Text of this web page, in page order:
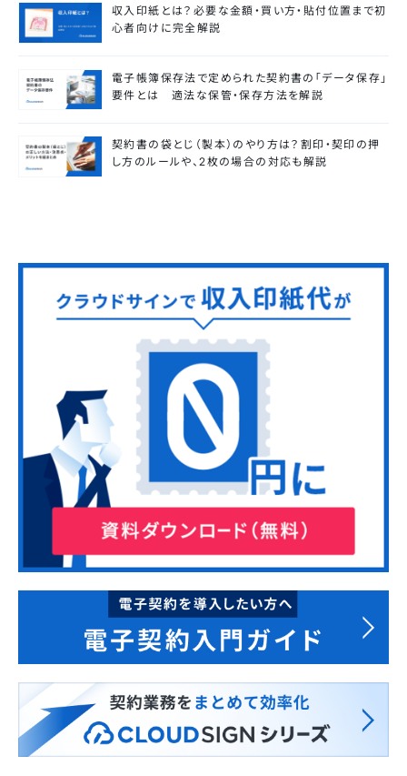
収入印紙とは？必要な金額・買い方・貼付位置まで初
心者向けに完全解説
電子帳簿保存法で定められた契約書の「データ保存」
要件とは 適法な保管・保存方法を解説
契約書の袋とじ（製本）のやり方は？割印・契印の押
し方のルールや、2枚の場合の対応も解説